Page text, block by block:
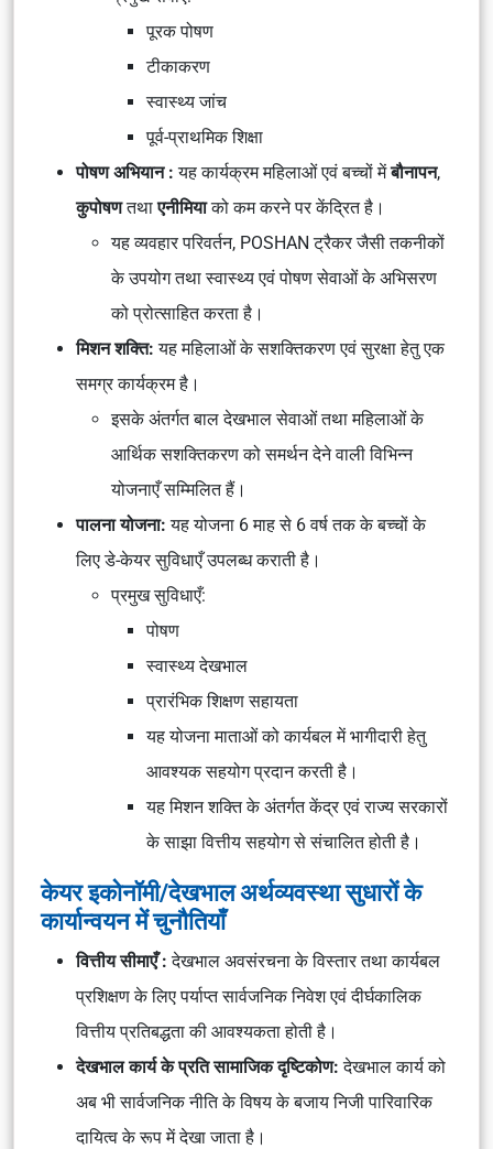
पूरक पोषण
टीकाकरण
स्वास्थ्य जांच
पूर्व-प्राथमिक शिक्षा
पोषण अभियान :यह कार्यक्रम महिलाओं एवं बच्चों मेंबौनापन,
कुपोषणतथाएनीमियाको कम करने पर केंद्रित है।
यह व्यवहार परिवर्तन, POSHAN ट्रैकर जैसी तकनीकों
के उपयोग तथा स्वास्थ्य एवं पोषण सेवाओं के अभिसरण
को प्रोत्साहित करता है।
मिशन शक्ति:यह महिलाओं के सशक्तिकरण एवं सुरक्षा हेतु एक
समग्र कार्यक्रम है।
इसके अंतर्गत बाल देखभाल सेवाओं तथा महिलाओं के
आर्थिक सशक्तिकरण को समर्थन देने वाली विभिन्न
योजनाएँ सम्मिलित हैं।
पालना योजना:यह योजना 6 माह से 6 वर्ष तक के बच्चों के
लिए डे-केयर सुविधाएँ उपलब्ध कराती है।
प्रमुख सुविधाएँ:
पोषण
स्वास्थ्य देखभाल
प्रारंभिक शिक्षण सहायता
यह योजना माताओं को कार्यबल में भागीदारी हेतु
आवश्यक सहयोग प्रदान करती है।
यह मिशन शक्ति के अंतर्गत केंद्र एवं राज्य सरकारों
के साझा वित्तीय सहयोग से संचालित होती है।
केयर इकोनॉमी/देखभाल अर्थव्यवस्था सुधारों के
कार्यान्वयन में चुनौतियाँ
वित्तीय सीमाएँ :देखभाल अवसंरचना के विस्तार तथा कार्यबल
प्रशिक्षण के लिए पर्याप्त सार्वजनिक निवेश एवं दीर्घकालिक
वित्तीय प्रतिबद्धता की आवश्यकता होती है।
देखभाल कार्य के प्रति सामाजिक दृष्टिकोण:देखभाल कार्य को
अब भी सार्वजनिक नीति के विषय के बजाय निजी पारिवारिक
दायित्व के रूप में देखा जाता है।